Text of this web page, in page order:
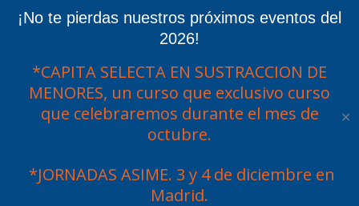
¡No te pierdas nuestros próximos eventos del
2026!
*CAPITA SELECTA EN SUSTRACCION DE
MENORES, un curso que exclusivo curso
que celebraremos durante el mes de
octubre.
*JORNADAS ASIME. 3 y 4 de diciembre en
Madrid.
✕